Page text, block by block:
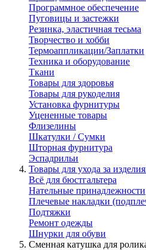
Программное обеспечение
Пуговицы и застежки
Резинка, эластичная тесьма
Творчество и хобби
Термоаппликации/Заплатки
Техника и оборудование
Ткани
Товары для здоровья
Товары для рукоделия
Установка фурнитуры
Уцененные товары
Флизелины
Шкатулки / Сумки
Шторная фурнитура
Эспадрильи
Товары для ухода за
Всё для бюстгальтера
Нательные принадлежности
Плечевые накладки
Подтяжки
Ремонт одежды
Шнурки для обуви
Сменная катушка для